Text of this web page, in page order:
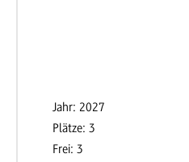
Jahr: 2027
Plätze: 3
Frei: 3